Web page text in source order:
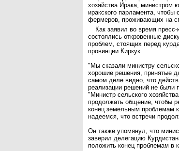
хозяйства Ирака, министром
иракского парламента, чтобы
фермеров, проживающих на
Как заявил во время
состоялись откровенные
проблем, стоящих перед
провинции Киркук.
"Мы сказали министру
хорошие решения, принятые
самом деле видно, что
реализации решений не были
"Министр сельского
продолжать общение, чтобы
конец земельным проблемам
надеемся, что встречи
Он также упомянул, что
заверил делегацию
положить конец проблемам в